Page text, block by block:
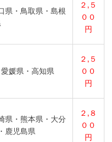
県・鳥取県・島根
２,５
００
円
媛県・高知県
２,５
００
円
県・熊本県・大分
鹿児島県
２,８
００
円